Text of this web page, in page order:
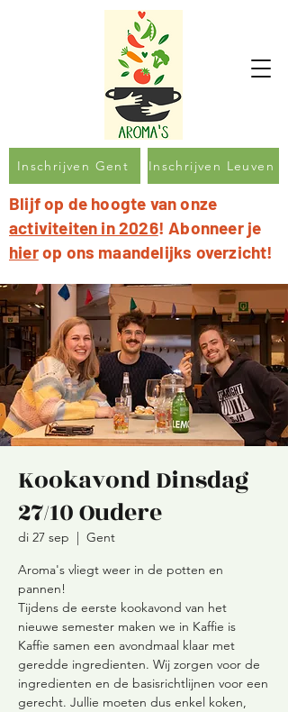
Inschrijven Gent Inschrijven Leuven
Blijf op de hoogte van onze
activiteiten in 2026! Abonneer je
hierop ons maandelijks overzicht!
Kookavond Dinsdag
27/10 Oudere
di 27 sep
  |
Gent
Aroma's vliegt weer in de potten en
pannen!
Tijdens de eerste kookavond van het
nieuwe semester maken we in Kaffie is
Kaffie samen een avondmaal klaar met
geredde ingredienten. Wij zorgen voor de
ingredienten en de basisrichtlijnen voor een
gerecht. Jullie moeten dus enkel koken,